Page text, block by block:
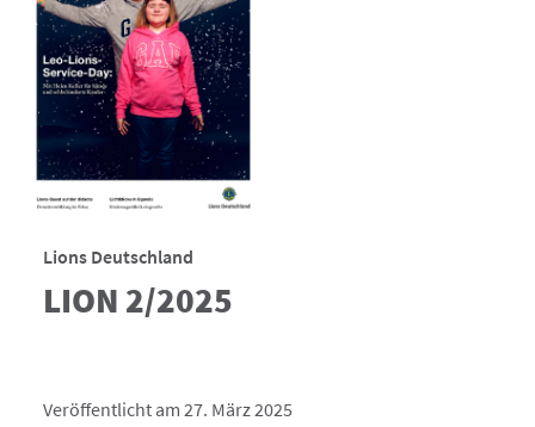
Lions Deutschland
LION 2/2025
Veröffentlicht am 27. März 2025